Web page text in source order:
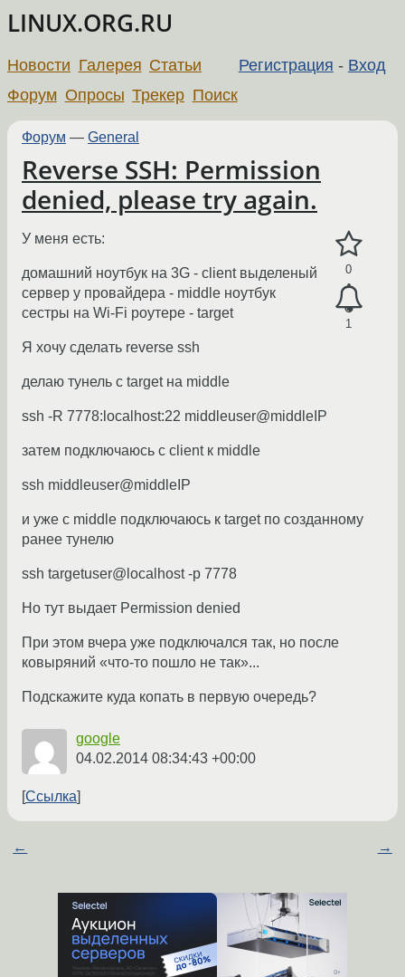
LINUX.ORG.RU
Регистрация - Вход
Новости Галерея Статьи
Форум Опросы Трекер Поиск
Форум — General
Reverse SSH: Permission
denied, please try again.
0
1
У меня есть:
домашний ноутбук на 3G - client выделеный
сервер у провайдера - middle ноутбук
сестры на Wi-Fi роутере - target
Я хочу сделать reverse ssh
делаю тунель с target на middle
ssh -R 7778:localhost:22 middleuser@middleIP
затем подключаюсь с client к middle
ssh middleuser@middleIP
и уже с middle подключаюсь к target по созданному
ранее тунелю
ssh targetuser@localhost -p 7778
Но тут выдает Permission denied
При этом вчера уже подключался так, но после
ковыряний «что-то пошло не так»...
Подскажите куда копать в первую очередь?
google
04.02.2014 08:34:43 +00:00
Ссылка
← →